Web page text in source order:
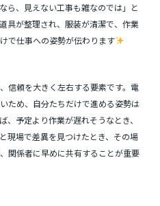
ら、見えない工事も雑なのでは」と
具が整理され、服装が清潔で、作業
で仕事への姿勢が伝わります
信頼を大きく左右する要素です。電
ため、自分たちだけで進める姿勢は
、予定より作業が遅れそうなとき、
現場で差異を見つけたとき、その場
関係者に早めに共有することが重要